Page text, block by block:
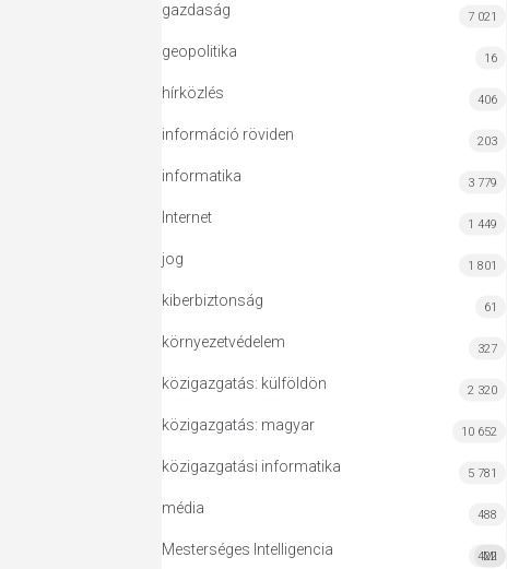
gazdaság 7 021
geopolitika 16
hírközlés 406
információ röviden 203
informatika 3 779
Internet 1 449
jog 1 801
kiberbiztonság 61
környezetvédelem 327
közigazgatás: külföldön 2 320
közigazgatás: magyar 10 652
közigazgatási informatika 5 781
média 488
Mesterséges Intelligencia MI
422